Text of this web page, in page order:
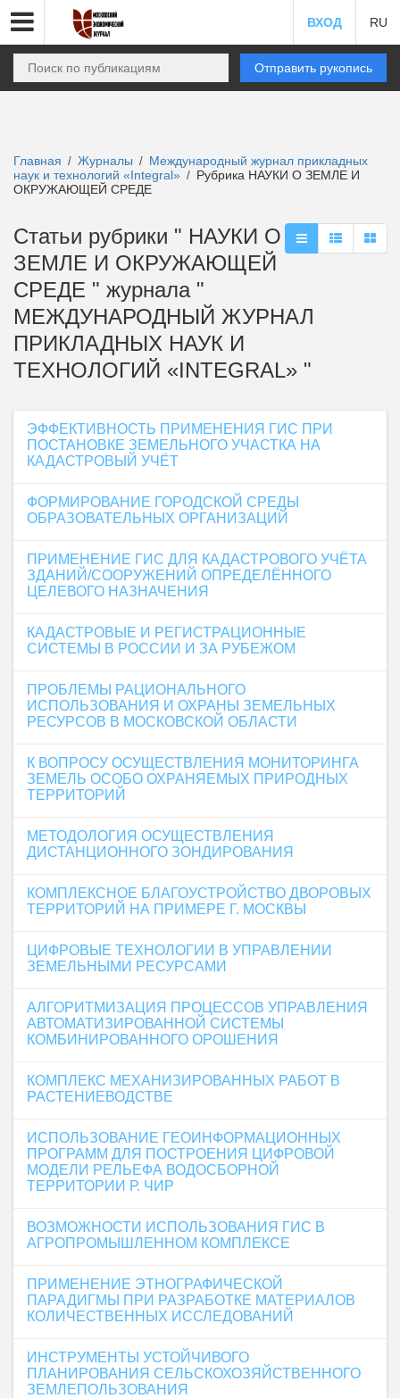
ВХОД RU
Отправить рукопись
Главная / Журналы / Международный журнал прикладных
наук и технологий «Integral» / Рубрика НАУКИ О ЗЕМЛЕ И
ОКРУЖАЮЩЕЙ СРЕДЕ
Статьи рубрики " НАУКИ О
ЗЕМЛЕ И ОКРУЖАЮЩЕЙ
СРЕДЕ " журнала "
МЕЖДУНАРОДНЫЙ ЖУРНАЛ
ПРИКЛАДНЫХ НАУК И
ТЕХНОЛОГИЙ «INTEGRAL» "
ЭФФЕКТИВНОСТЬ ПРИМЕНЕНИЯ ГИС ПРИ
ПОСТАНОВКЕ ЗЕМЕЛЬНОГО УЧАСТКА НА
КАДАСТРОВЫЙ УЧЁТ
ФОРМИРОВАНИЕ ГОРОДСКОЙ СРЕДЫ
ОБРАЗОВАТЕЛЬНЫХ ОРГАНИЗАЦИЙ
ПРИМЕНЕНИЕ ГИС ДЛЯ КАДАСТРОВОГО УЧЁТА
ЗДАНИЙ/СООРУЖЕНИЙ ОПРЕДЕЛЁННОГО
ЦЕЛЕВОГО НАЗНАЧЕНИЯ
КАДАСТРОВЫЕ И РЕГИСТРАЦИОННЫЕ
СИСТЕМЫ В РОССИИ И ЗА РУБЕЖОМ
ПРОБЛЕМЫ РАЦИОНАЛЬНОГО
ИСПОЛЬЗОВАНИЯ И ОХРАНЫ ЗЕМЕЛЬНЫХ
РЕСУРСОВ В МОСКОВСКОЙ ОБЛАСТИ
К ВОПРОСУ ОСУЩЕСТВЛЕНИЯ МОНИТОРИНГА
ЗЕМЕЛЬ ОСОБО ОХРАНЯЕМЫХ ПРИРОДНЫХ
ТЕРРИТОРИЙ
МЕТОДОЛОГИЯ ОСУЩЕСТВЛЕНИЯ
ДИСТАНЦИОННОГО ЗОНДИРОВАНИЯ
КОМПЛЕКСНОЕ БЛАГОУСТРОЙСТВО ДВОРОВЫХ
ТЕРРИТОРИЙ НА ПРИМЕРЕ Г. МОСКВЫ
ЦИФРОВЫЕ ТЕХНОЛОГИИ В УПРАВЛЕНИИ
ЗЕМЕЛЬНЫМИ РЕСУРСАМИ
АЛГОРИТМИЗАЦИЯ ПРОЦЕССОВ УПРАВЛЕНИЯ
АВТОМАТИЗИРОВАННОЙ СИСТЕМЫ
КОМБИНИРОВАННОГО ОРОШЕНИЯ
КОМПЛЕКС МЕХАНИЗИРОВАННЫХ РАБОТ В
РАСТЕНИЕВОДСТВЕ
ИСПОЛЬЗОВАНИЕ ГЕОИНФОРМАЦИОННЫХ
ПРОГРАММ ДЛЯ ПОСТРОЕНИЯ ЦИФРОВОЙ
МОДЕЛИ РЕЛЬЕФА ВОДОСБОРНОЙ
ТЕРРИТОРИИ Р. ЧИР
ВОЗМОЖНОСТИ ИСПОЛЬЗОВАНИЯ ГИС В
АГРОПРОМЫШЛЕННОМ КОМПЛЕКСЕ
ПРИМЕНЕНИЕ ЭТНОГРАФИЧЕСКОЙ
ПАРАДИГМЫ ПРИ РАЗРАБОТКЕ МАТЕРИАЛОВ
КОЛИЧЕСТВЕННЫХ ИССЛЕДОВАНИЙ
ИНСТРУМЕНТЫ УСТОЙЧИВОГО
ПЛАНИРОВАНИЯ СЕЛЬСКОХОЗЯЙСТВЕННОГО
ЗЕМЛЕПОЛЬЗОВАНИЯ